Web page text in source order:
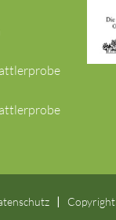
Copyright